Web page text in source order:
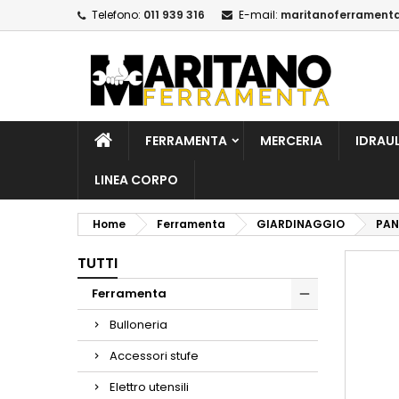
Telefono: 011 939 316 E-mail:
FERRAMENTA MERCERIA
LINEA CORPO
Home Ferramenta GIARDINAGGIO
TUTTI
Ferramenta
Bulloneria
Accessori stufe
Elettro utensili